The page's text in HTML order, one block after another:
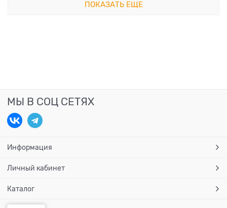
ПОКАЗАТЬ ЕЩЕ
МЫ В СОЦ СЕТЯХ
Информация
Личный кабинет
Каталог